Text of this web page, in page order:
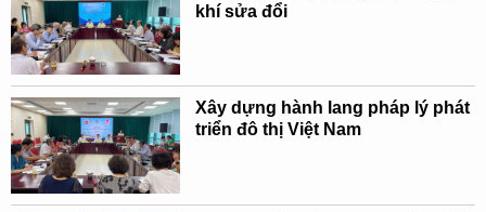
khí sửa đổi
Xây dựng hành lang pháp lý phát
triển đô thị Việt Nam